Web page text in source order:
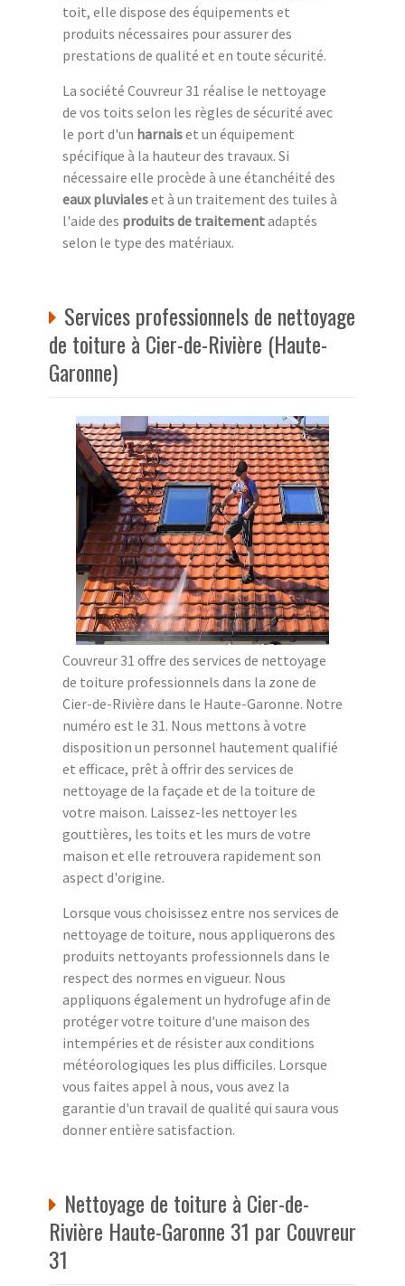
toit, elle dispose des équipements et
produits nécessaires pour assurer des
prestations de qualité et en toute sécurité.
La société Couvreur 31 réalise le nettoyage
de vos toits selon les règles de sécurité avec
le port d'un harnaiset un équipement
spécifique à la hauteur des travaux. Si
nécessaire elle procède à une étanchéité des
eaux pluvialeset à un traitement des tuiles à
l'aide des produits de traitementadaptés
selon le type des matériaux.
Services professionnels de nettoyage
de toiture à Cier-de-Rivière (Haute-
Garonne)
Couvreur 31 offre des services de nettoyage
de toiture professionnels dans la zone de
Cier-de-Rivière dans le Haute-Garonne. Notre
numéro est le 31. Nous mettons à votre
disposition un personnel hautement qualifié
et efficace, prêt à offrir des services de
nettoyage de la façade et de la toiture de
votre maison. Laissez-les nettoyer les
gouttières, les toits et les murs de votre
maison et elle retrouvera rapidement son
aspect d'origine.
Lorsque vous choisissez entre nos services de
nettoyage de toiture, nous appliquerons des
produits nettoyants professionnels dans le
respect des normes en vigueur. Nous
appliquons également un hydrofuge afin de
protéger votre toiture d'une maison des
intempéries et de résister aux conditions
météorologiques les plus difficiles. Lorsque
vous faites appel à nous, vous avez la
garantie d'un travail de qualité qui saura vous
donner entière satisfaction.
Nettoyage de toiture à Cier-de-
Rivière Haute-Garonne 31 par Couvreur
31